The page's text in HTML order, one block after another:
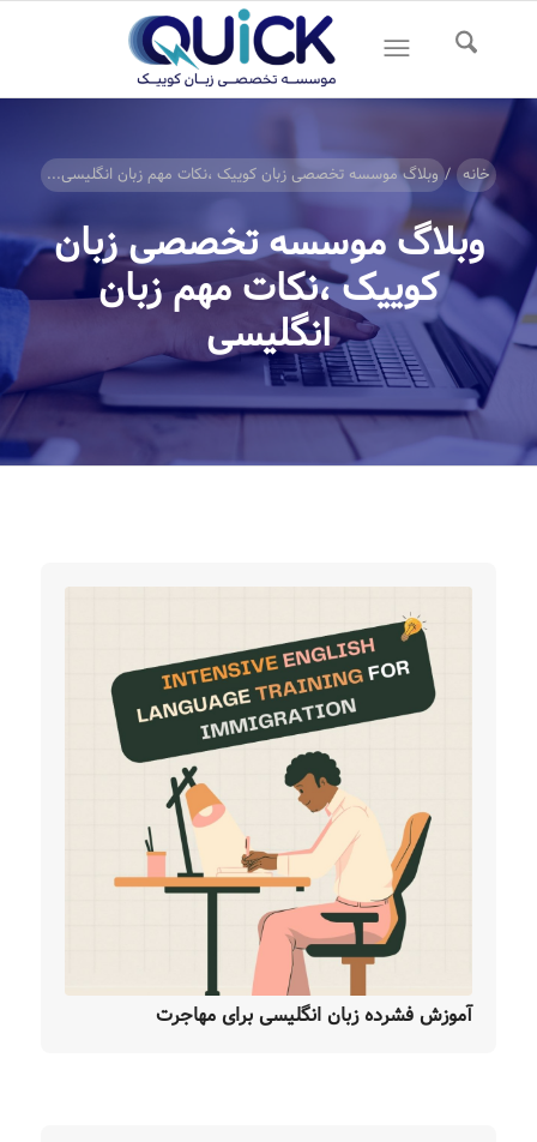
خانه / وبلاگ موسسه تخصصی زبان کوییک ،نکات مهم زبان انگلیسی...
وبلاگ موسسه تخصصی زبان
کوییک ،نکات مهم زبان
انگلیسی
آموزش فشرده زبان انگلیسی برای مهاجرت